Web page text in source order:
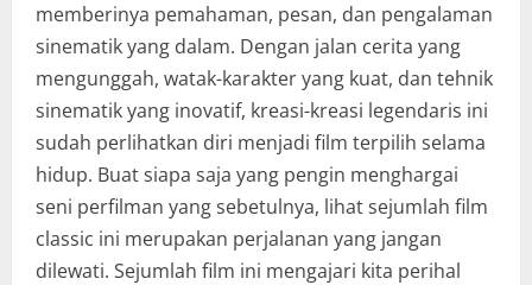
memberinya pemahaman, pesan, dan pengalaman
sinematik yang dalam. Dengan jalan cerita yang
mengunggah, watak-karakter yang kuat, dan tehnik
sinematik yang inovatif, kreasi-kreasi legendaris ini
sudah perlihatkan diri menjadi film terpilih selama
hidup. Buat siapa saja yang pengin menghargai
seni perfilman yang sebetulnya, lihat sejumlah film
classic ini merupakan perjalanan yang jangan
dilewati. Sejumlah film ini mengajari kita perihal